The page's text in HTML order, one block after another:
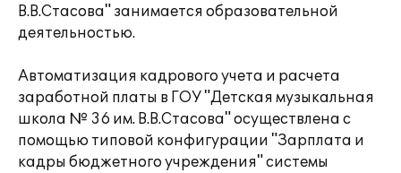
В.В.Стасова" занимается образовательной
деятельностью.
Автоматизация кадрового учета и расчета
заработной платы в ГОУ "Детская музыкальная
школа № 36 им. В.В.Стасова" осуществлена с
помощью типовой конфигурации "Зарплата и
кадры бюджетного учреждения" системы